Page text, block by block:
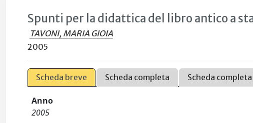
Spunti per la didattica del libro antico a
TAVONI, MARIA GIOIA
2005
Scheda breve Scheda completa Scheda completa
Anno
2005